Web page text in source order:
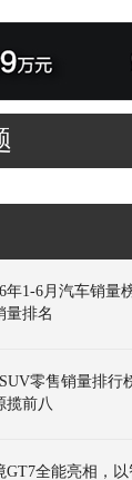
年1-6月汽车销量
量排名
零售销量排行
揽前八
GT7全能亮相，